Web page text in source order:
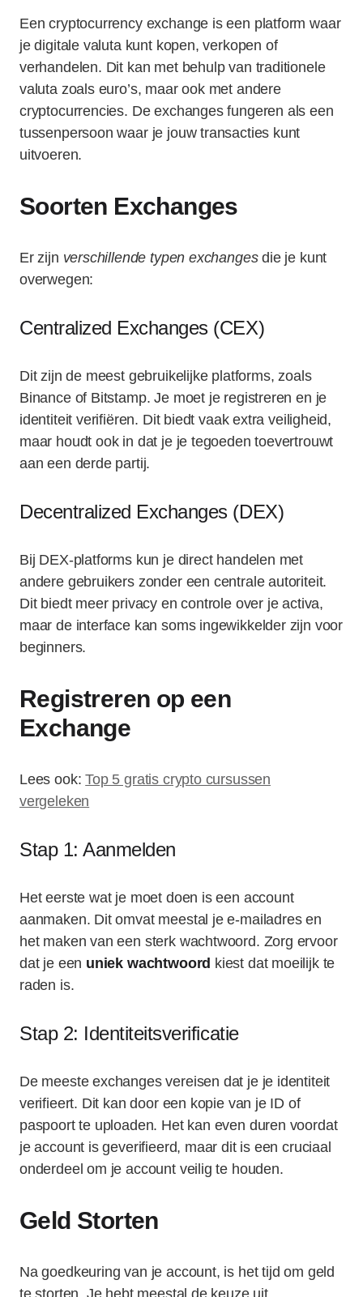
Een cryptocurrency exchange is een platform waar
je digitale valuta kunt kopen, verkopen of
verhandelen. Dit kan met behulp van traditionele
valuta zoals euro’s, maar ook met andere
cryptocurrencies. De exchanges fungeren als een
tussenpersoon waar je jouw transacties kunt
uitvoeren.
Soorten Exchanges
Er zijn verschillende typen exchangesdie je kunt
overwegen:
Centralized Exchanges (CEX)
Dit zijn de meest gebruikelijke platforms, zoals
Binance of Bitstamp. Je moet je registreren en je
identiteit verifiëren. Dit biedt vaak extra veiligheid,
maar houdt ook in dat je je tegoeden toevertrouwt
aan een derde partij.
Decentralized Exchanges (DEX)
Bij DEX-platforms kun je direct handelen met
andere gebruikers zonder een centrale autoriteit.
Dit biedt meer privacy en controle over je activa,
maar de interface kan soms ingewikkelder zijn voor
beginners.
Registreren op een
Exchange
Lees ook:Top 5 gratis crypto cursussen
vergeleken
Stap 1: Aanmelden
Het eerste wat je moet doen is een account
aanmaken. Dit omvat meestal je e-mailadres en
het maken van een sterk wachtwoord. Zorg ervoor
dat je een uniek wachtwoord kiest dat moeilijk te
raden is.
Stap 2: Identiteitsverificatie
De meeste exchanges vereisen dat je je identiteit
verifieert. Dit kan door een kopie van je ID of
paspoort te uploaden. Het kan even duren voordat
je account is geverifieerd, maar dit is een cruciaal
onderdeel om je account veilig te houden.
Geld Storten
Na goedkeuring van je account, is het tijd om geld
te storten. Je hebt meestal de keuze uit